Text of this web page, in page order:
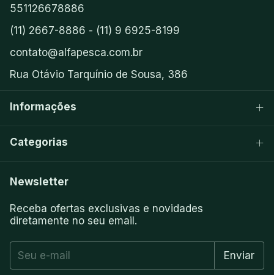
551126678886
(11) 2667-8886 - (11) 9 6925-8199
contato@alfapesca.com.br
Rua Otávio Tarquínio de Sousa, 386
Informações
Categorias
Newsletter
Receba ofertas exclusivas e novidades
diretamente no seu email.